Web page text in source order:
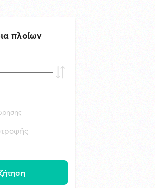
του Σωτήρος στην Ερμούπολη